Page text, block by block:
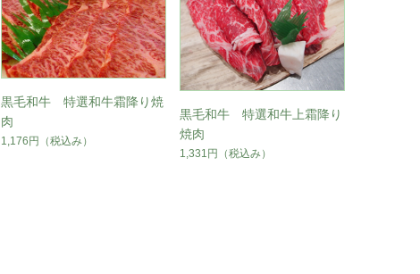
黒毛和牛 特選和牛霜降り焼
肉
1,176円 （税込み）
黒毛和牛 特選和牛上霜降り
焼肉
1,331円 （税込み）